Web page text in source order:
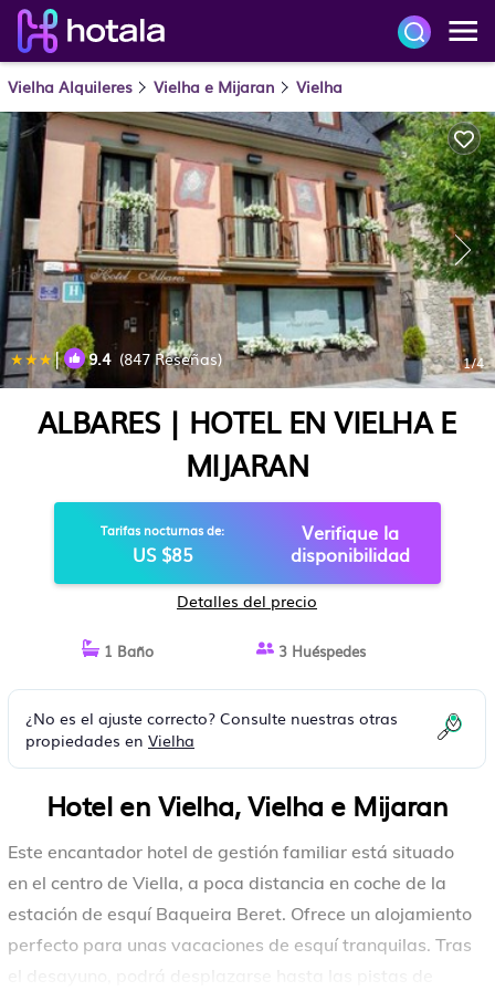
Vielha Alquileres Vielha e Mijaran Vielha
| 9.4(847 Reseñas) 1/4
ALBARES | HOTEL EN VIELHA E
MIJARAN
Tarifas nocturnas de:
US $85
Verifique la
disponibilidad
Detalles del precio
1 Baño 3 Huéspedes
¿No es el ajuste correcto? Consulte nuestras otras
propiedades en Vielha
Hotel en Vielha, Vielha e Mijaran
Este encantador hotel de gestión familiar está situado
en el centro de Viella, a poca distancia en coche de la
estación de esquí Baqueira Beret. Ofrece un alojamiento
perfecto para unas vacaciones de esquí tranquilas. Tras
el desayuno, podrá desplazarse hasta las pistas de